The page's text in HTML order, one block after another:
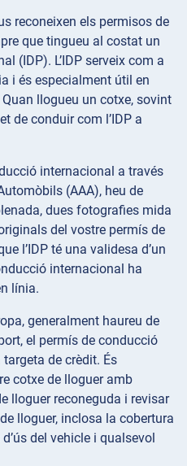
reconeixen els permisos de
que tingueu al costat un
(IDP). L’IDP serveix com a
i és especialment útil en
llogueu un cotxe, sovint
de conduir com l’IDP a
internacional a través
(AAA), heu de
dues fotografies mida
del vostre permís de
l’IDP té una validesa d’un
internacional ha
línia.
generalment haureu de
el permís de conducció
de crèdit. És
cotxe de lloguer amb
lloguer reconeguda i revisar
lloguer, inclosa la cobertura
del vehicle i qualsevol